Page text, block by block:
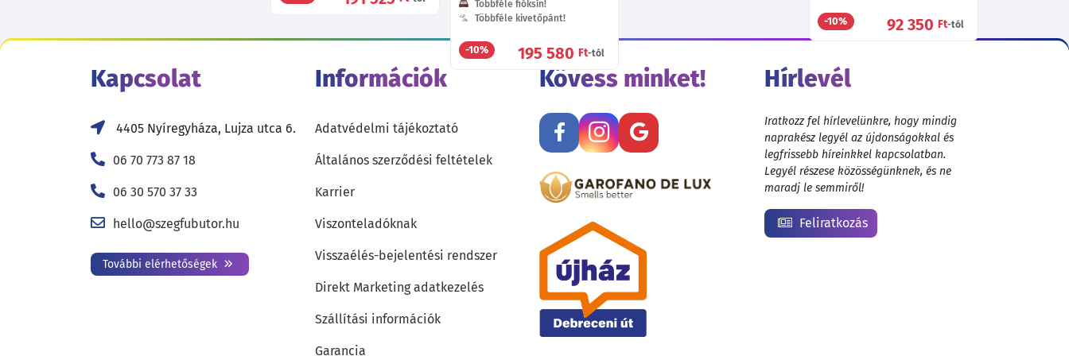
Többféle fióksín!
Többféle kivetőpánt!
-10% 195 580 Ft-tól
-10% 92 350 Ft-tól
Kapcsolat
4405 Nyíregyháza, Lujza utca 6.
06 70 773 87 18
06 30 570 37 33
hello@szegfubutor.hu
További elérhetőségek
Információk
Adatvédelmi tájékoztató
Általános szerződési feltételek
Karrier
Viszonteladóknak
Visszaélés-bejelentési rendszer
Direkt Marketing adatkezelés
Szállítási információk
Garancia
Kövess minket! Hírlevél
Iratkozz fel hírlevelünkre, hogy mindig
naprakész legyél az újdonságokkal és
legfrissebb híreinkkel kapcsolatban.
Legyél részese közösségünknek, és ne
maradj le semmiről!
Feliratkozás